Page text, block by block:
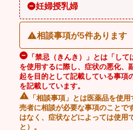
妊婦授乳婦
相談事項が5件あります
「禁忌（きんき）」とは「し
を使用するに際し、症状の悪化、
起を目的として記載している事項
を記載しています。
「相談事項」とは医薬品を使
売者に相談が必要な事項のことで
はなく、症状などによっては使用
と）。